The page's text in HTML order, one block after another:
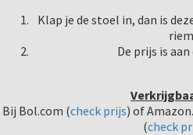
Klap je de stoel in, dan is
De prijs is
Bij Bol.com (check prijs) of
(check